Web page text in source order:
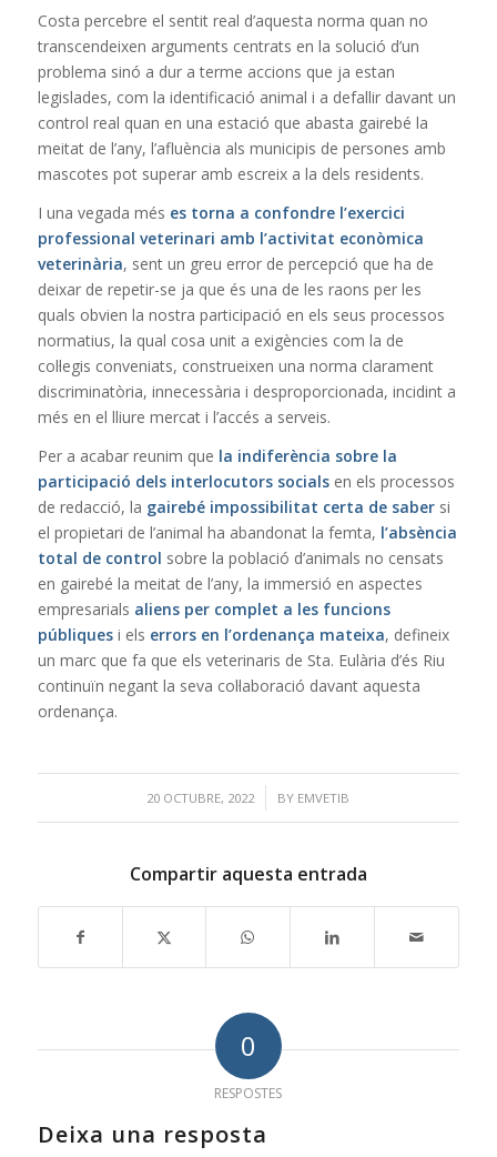
Costa percebre el sentit real d’aquesta norma quan no
transcendeixen arguments centrats en la solució d’un
problema sinó a dur a terme accions que ja estan
legislades, com la identificació animal i a defallir davant un
control real quan en una estació que abasta gairebé la
meitat de l’any, l’afluència als municipis de persones amb
mascotes pot superar amb escreix a la dels residents.
I una vegada més es torna a confondre l’exercici
professional veterinari amb l’activitat econòmica
veterinària, sent un greu error de percepció que ha de
deixar de repetir-se ja que és una de les raons per les
quals obvien la nostra participació en els seus processos
normatius, la qual cosa unit a exigències com la de
col·legis conveniats, construeixen una norma clarament
discriminatòria, innecessària i desproporcionada, incidint a
més en el lliure mercat i l’accés a serveis.
Per a acabar reunim que la indiferència sobre la
participació dels interlocutors socialsen els processos
de redacció, la gairebé impossibilitat certa de sabersi
el propietari de l’animal ha abandonat la femta, l’absència
total de control sobre la població d’animals no censats
en gairebé la meitat de l’any, la immersió en aspectes
empresarials aliens per complet a les funcions
públiquesi els errors en l’ordenança mateixa, defineix
un marc que fa que els veterinaris de Sta. Eulària d’és Riu
continuïn negant la seva col·laboració davant aquesta
ordenança.
20 OCTUBRE, 2022
/ BY EMVETIB
Compartir aquesta entrada
0
RESPOSTES
Deixa una resposta